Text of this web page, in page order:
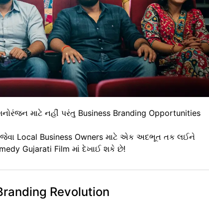
માટે નહીં પરંતુ Business Branding Opportunities
Local Business Owners માટે એક અદભૂત તક લઈને
Gujarati Film માં દેખાઈ શકે છે!
Revolution